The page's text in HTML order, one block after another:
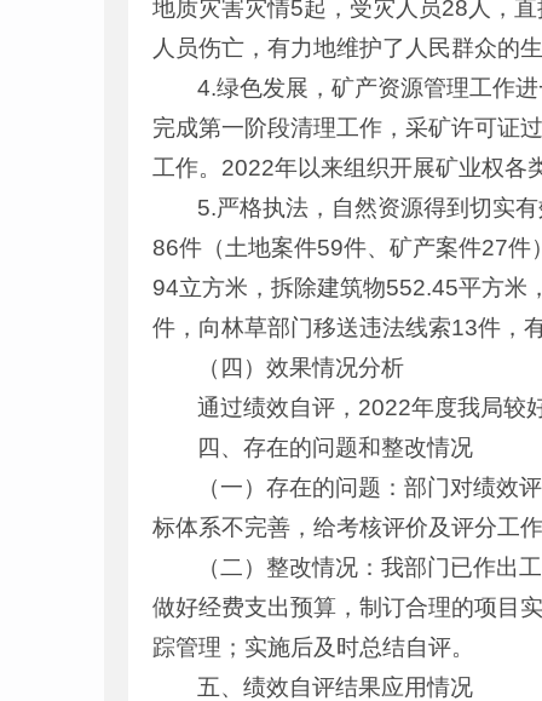
地质灾害灾情5起，受灾人员28人，
人员伤亡，有力地维护了人民群众的
4.绿色发展，矿产资源管理工作
完成第一阶段清理工作，采矿许可证
工作。2022年以来组织开展矿业权各
5.严格执法，自然资源得到切实
86件（土地案件59件、矿产案件27
94立方米，拆除建筑物552.45平方米
件，向林草部门移送违法线索13件，
（四）效果情况分析
通过绩效自评，2022年度我局较
四、存在的问题和整改情况
（一）存在的问题：部门对绩效
标体系不完善，给考核评价及评分工
（二）整改情况：我部门已作出
做好经费支出预算，制订合理的项目
踪管理；实施后及时总结自评。
五、绩效自评结果应用情况